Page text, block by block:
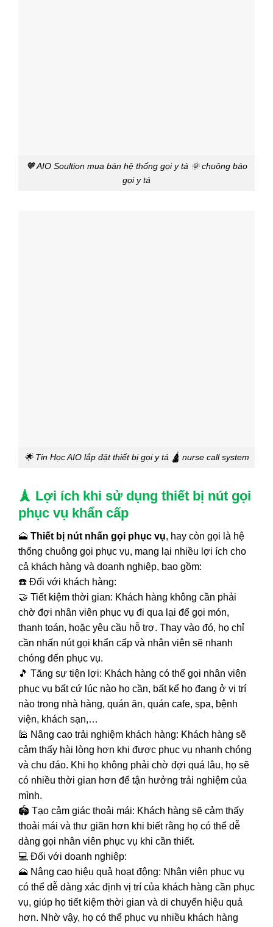
🧡 AIO Soultion mua bán hệ thống gọi y tá 🌞 chuông báo
gọi y tá
🌟 Tin Học AIO lắp đặt thiết bị gọi y tá 🛕 nurse call system
🗼 Lợi ích khi sử dụng thiết bị nút gọi
phục vụ khẩn cấp
🗻 Thiết bị nút nhấn gọi phục vụ, hay còn gọi là hệ
thống chuông gọi phục vụ, mang lại nhiều lợi ích cho
cả khách hàng và doanh nghiệp, bao gồm:
☎️ Đối với khách hàng:
🤝 Tiết kiệm thời gian: Khách hàng không cần phải
chờ đợi nhân viên phục vụ đi qua lại để gọi món,
thanh toán, hoặc yêu cầu hỗ trợ. Thay vào đó, họ chỉ
cần nhấn nút gọi khẩn cấp và nhân viên sẽ nhanh
chóng đến phục vụ.
🎵 Tăng sự tiện lợi: Khách hàng có thể gọi nhân viên
phục vụ bất cứ lúc nào họ cần, bất kể họ đang ở vị trí
nào trong nhà hàng, quán ăn, quán cafe, spa, bệnh
viện, khách sạn,…
🕌 Nâng cao trải nghiệm khách hàng: Khách hàng sẽ
cảm thấy hài lòng hơn khi được phục vụ nhanh chóng
và chu đáo. Khi họ không phải chờ đợi quá lâu, họ sẽ
có nhiều thời gian hơn để tận hưởng trải nghiệm của
mình.
🏟️ Tạo cảm giác thoải mái: Khách hàng sẽ cảm thấy
thoải mái và thư giãn hơn khi biết rằng họ có thể dễ
dàng gọi nhân viên phục vụ khi cần thiết.
💻 Đối với doanh nghiệp:
🗻 Nâng cao hiệu quả hoạt động: Nhân viên phục vụ
có thể dễ dàng xác định vị trí của khách hàng cần phục
vụ, giúp họ tiết kiệm thời gian và di chuyển hiệu quả
hơn. Nhờ vậy, họ có thể phục vụ nhiều khách hàng